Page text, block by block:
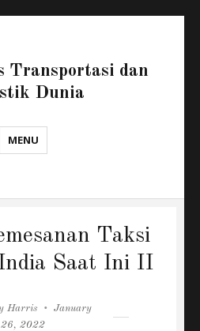
Transportasi dan
Dunia
MENU
Taksi
Saat Ini II
Harris
Posted
January
26, 2022